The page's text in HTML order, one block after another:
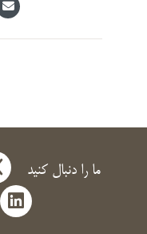
ما را دنبال کنید x